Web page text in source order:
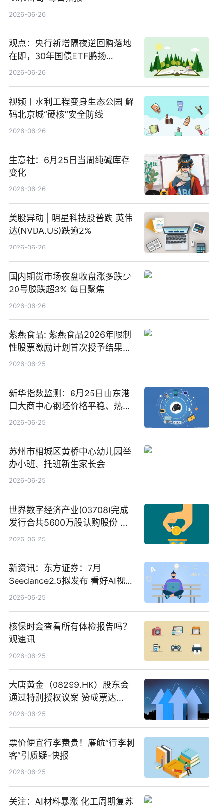
2026-06-26
观点：央行新增隔夜逆回购落地
在即，30年国债ETF鹏扬
(511090) 盘中小幅上涨
2026-06-26
视频丨水利工程变身生态公园 解
码北京城“硬核”安全防线
2026-06-26
生意社：6月25日当周纯碱库存
变化
2026-06-26
美股异动 | 明星科技股普跌 英伟
达(NVDA.US)跌逾2%
2026-06-26
国内期货市场夜盘收盘涨多跌少
20号胶跌超3% 每日聚焦
2026-06-26
紫燕食品: 紫燕食品2026年限制
性股票激励计划首次授予结果公
告-微资讯
2026-06-25
新华指数监测：6月25日山东港
口大商中心钢坯价格平稳、热轧
C料价格微幅下跌
2026-06-25
苏州市相城区黄桥中心幼儿园举
办小班、托班新生家长会
2026-06-25
世界数字经济产业(03708)完成
发行合共5600万股认购股份 净
筹约1007万港元 独家焦点
2026-06-25
新资讯：东方证券：7月
Seedance2.5拟发布 看好AI视频
创作工作流进一步提效
2026-06-25
核保时会查看所有体检报告吗？
观速讯
2026-06-25
大唐黄金（08299.HK）股东会
通过特别授权议案 赞成票达
100%_新动态
2026-06-25
票价便宜行李费贵！廉航“行李刺
客”引质疑-快报
2026-06-25
关注：AI材料暴涨 化工周期复苏